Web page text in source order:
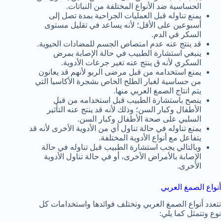
الحساسية ضد الأنواع المختلفة من النباتات.
يمنع تناوله قبل العمليات الجراحية بمدة تصل إلى
أسبوعين على الأقل؛ لأنه يساعد في تقليل مستوى
السكر في الدم.
قد ينتج عنه عدم امتصاص الجسم للمضادات الحيوية.
ينبغي استشارة الطبيب في حالة الإصابة بمرض
السكري لأنه ق ينتج عنه تغير جرعات الأدوية.
يمنع استخدامه من قبل مرضى الربو لأنهم قد يعانون
من حساسية لغبار الطلح الخاص بشجرة الأكاسيا التي
يتم انتاج الصمغ العربي منها.
ينصح باستشارة الطبيب قبل استخدامه من قبل
الأطفال وكبار السن؛ وذلك لأنه قد ينتج عنه التأثير
السلبي على صحة الأطفال وكبار السن.
يمنع تناوله في حالة تناول أي من الأدوية الأخرى لأنه قد
يتفاعل مع أنواع الأدوية المختلفة.
وبالتالي يجب استشارة الطبيب قبل تناوله في حالة
الإصابة بالأمراض الأخرى، أو في حالة تناول الأدوية
الأخرى.
أنواع الصمغ العربي
تتعدد أنواع الصمغ العربي وتختلف فوائدها واستخدامات كل
نوع وتتمثل كما يلي: